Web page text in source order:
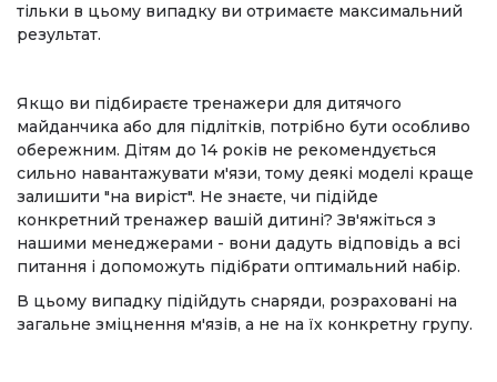
тільки в цьому випадку ви отримаєте максимальний
результат.
Якщо ви підбираєте тренажери для дитячого
майданчика або для підлітків, потрібно бути особливо
обережним. Дітям до 14 років не рекомендується
сильно навантажувати м'язи, тому деякі моделі краще
залишити "на виріст". Не знаєте, чи підійде
конкретний тренажер вашій дитині? Зв'яжіться з
нашими менеджерами - вони дадуть відповідь а всі
питання і допоможуть підібрати оптимальний набір.
В цьому випадку підійдуть снаряди, розраховані на
загальне зміцнення м'язів, а не на їх конкретну групу.